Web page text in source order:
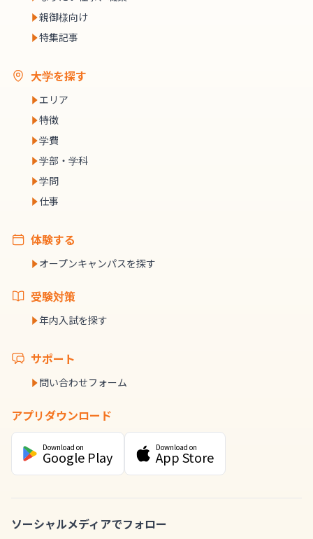
親御様向け
特集記事
大学を探す
エリア
特徴
学費
学部・学科
学問
仕事
体験する
オープンキャンパスを探す
受験対策
年内入試を探す
サポート
問い合わせフォーム
アプリダウンロード
Download on
Google Play
Download on
App Store
ソーシャルメディアでフォロー